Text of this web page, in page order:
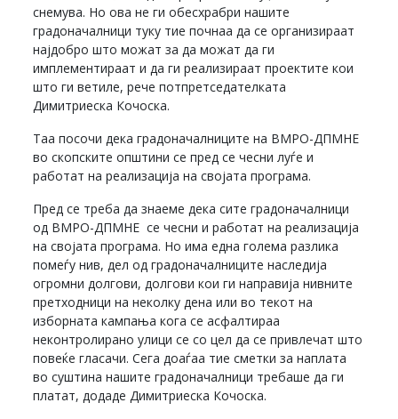
снемува. Но ова не ги обесхрабри нашите
градоначалници туку тие почнаа да се организираат
најдобро што можат за да можат да ги
имплементираат и да ги реализираат проектите кои
што ги ветиле, рече потпретседателката
Димитриеска Кочоска.
Таа посочи дека градоначалниците на ВМРО-ДПМНЕ
во скопските општини се пред се чесни луѓе и
работат на реализација на својата програма.
Пред се треба да знаеме дека сите градоначалници
од ВМРО-ДПМНЕ се чесни и работат на реализација
на својата програма. Но има една голема разлика
помеѓу нив, дел од градоначалниците наследија
огромни долгови, долгови кои ги направија нивните
претходници на неколку дена или во текот на
изборната кампања кога се асфалтираа
неконтролирано улици се со цел да се привлечат што
повеќе гласачи. Сега доаѓаа тие сметки за наплата
во суштина нашите градоначалници требаше да ги
платат, додаде Димитриеска Кочоска.